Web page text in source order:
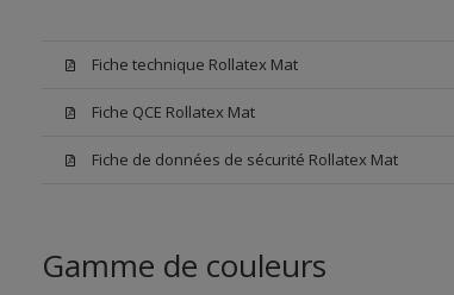
Fiche technique Rollatex Mat
Fiche QCE Rollatex Mat
Fiche de données de sécurité Rollatex Mat
Gamme de couleurs